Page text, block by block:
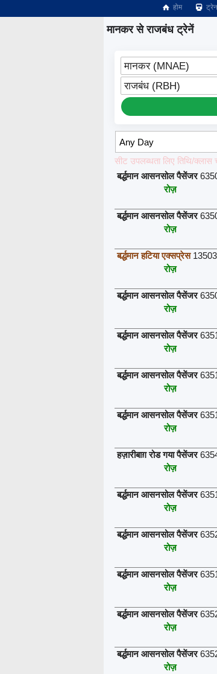
होम
मानकर से राजबंध ट्रेनें
मानकर (MNAE)
राजबंध (RBH)
सीट उपलब्धता लिए तिथि/
बर्द्धमान आसनसोल पैसेंजर
रोज़
बर्द्धमान आसनसोल पैसेंजर
रोज़
बर्द्धमान हटिया एक्सप्रेस 13503
रोज़
बर्द्धमान आसनसोल पैसेंजर
रोज़
बर्द्धमान आसनसोल पैसेंजर
रोज़
बर्द्धमान आसनसोल पैसेंजर
रोज़
बर्द्धमान आसनसोल पैसेंजर
रोज़
हज़ारीबाग़ रोड गया पैसेंजर
रोज़
बर्द्धमान आसनसोल पैसेंजर
रोज़
बर्द्धमान आसनसोल पैसेंजर
रोज़
बर्द्धमान आसनसोल पैसेंजर
रोज़
बर्द्धमान आसनसोल पैसेंजर
रोज़
बर्द्धमान आसनसोल पैसेंजर
रोज़